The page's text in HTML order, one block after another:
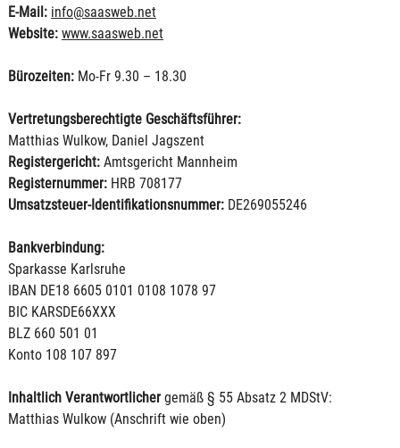
E-Mail: info@saasweb.net
Website: www.saasweb.net
Bürozeiten:Mo-Fr 9.30 – 18.30
Vertretungsberechtigte Geschäftsführer:
Matthias Wulkow, Daniel Jagszent
Registergericht:Amtsgericht Mannheim
Registernummer:HRB 708177
Umsatzsteuer-Identifikationsnummer:DE269055246
Bankverbindung:
Sparkasse Karlsruhe
IBAN DE18 6605 0101 0108 1078 97
BIC KARSDE66XXX
BLZ 660 501 01
Konto 108 107 897
Inhaltlich Verantwortlichergemäß § 55 Absatz 2 MDStV:
Matthias Wulkow (Anschrift wie oben)